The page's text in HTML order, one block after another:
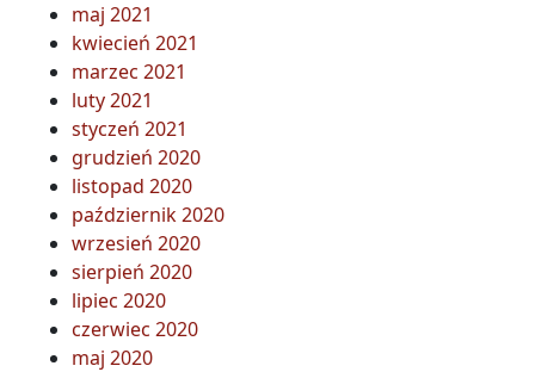
maj 2021
kwiecień 2021
marzec 2021
luty 2021
styczeń 2021
grudzień 2020
listopad 2020
październik 2020
wrzesień 2020
sierpień 2020
lipiec 2020
czerwiec 2020
maj 2020